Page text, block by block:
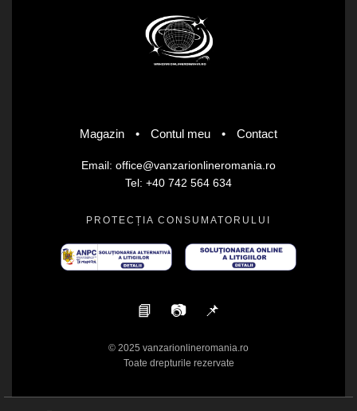
Magazin • Contul meu • Contact
Email: office@vanzarionlineromania.ro
Tel: +40 742 564 634
PROTECȚIA CONSUMATORULUI
📘 📷 📌
© 2025 vanzarionlineromania.ro
Toate drepturile rezervate